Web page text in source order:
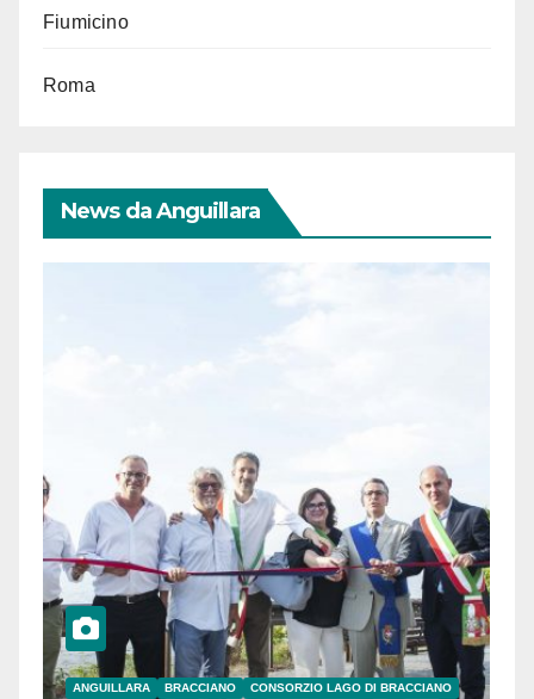
Fiumicino
Roma
News da Anguillara
ANGUILLARA BRACCIANO
CONSORZIO LAGO DI BRACCIANO